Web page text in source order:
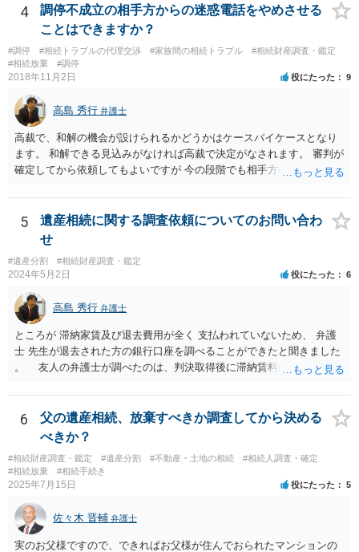
行等に照会をかけることになるでしょう。 不動産は、相続登記が済ん
でいなければ市役所ないし区役所に、お子様と義父様のつながりがわ
かる戸籍一式を揃えてもちこみ、「名寄せ」という手続きをすると、
分かると思います。遺産分割協議書の偽造等により既に相続登記され
てしまっている場合は、住所などに当たりをつけて登記名義を調べて
すが、現代では、各々が自由に価格設定をしていますので、特に相場
はお示しできません。ただし、かつて日本弁護士連合会が設けていた
報酬基準を踏まえて価格設定している弁護士は一定数いると思います
ので、それが一応の目安となるでしょう。
4
調停不成立の相手方からの迷惑電話をやめさせる
ことはできますか？
#調停 #相続トラブルの代理交渉 #家族間の相続トラブル
#相続財産調査・鑑定
#相続放棄
#調停
2018年11月2日 役にたった 9
高島 秀行 弁護士
高裁で、和解の機会が設けられるかどうかはケースバイケースとなり
ます。 和解できる見込みがなければ高裁で決定がなされます。 審判が
確定してから依頼してもよいですが 今の段階でも相手方の連絡が迷惑
5
遺産相続に関する調査依頼についてのお問い合わ
せ
#遺産分割 #相続財産調査・鑑定
2024年5月2日 役にたった 6
高島 秀行 弁護士
ところが 滞納家賃及び退去費用が全く 支払われていないため、 弁護
士 先生が退去された方の銀行口座を調べることができたと聞きました
。 友人の弁護士が調べたのは、判決取得後に滞納賃料回収のため
預金の入出金履歴を調べたわけではありません。 残念ながら、事案
や目的も異なりますし、開示の内容も異なります。
6
父の遺産相続、放棄すべきか調査してから決める
べきか？
#相続財産調査・鑑定 #遺産分割 #不動産・土地の相続
#相続人調査・確定
#相続放棄
#相続手続き
2025年7月15日 役にたった 5
佐々木 晋輔 弁護士
実のお父様ですので、できればお父様が住んでおられたマンションの